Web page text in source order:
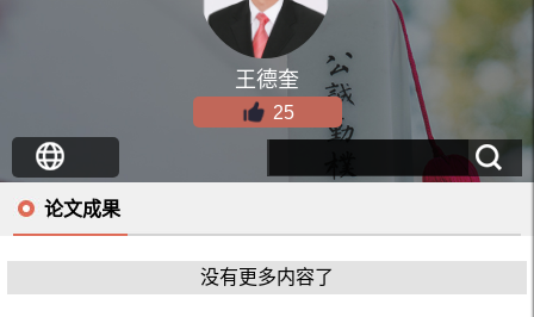
王德奎
25
论文成果
没有更多内容了